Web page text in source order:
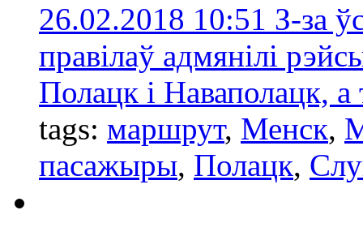
26.02.2018 10:51 З-за
правілаў адмянілі
Полацк і Наваполацк, а
tags: маршрут, Менск,
пасажыры, Полацк,